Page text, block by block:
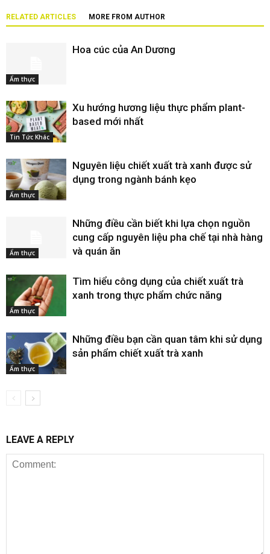
RELATED ARTICLES MORE FROM AUTHOR
Ẩm thực
Hoa cúc của An Dương
Tin Tức Khác
Xu hướng hương liệu thực phẩm plant-
based mới nhất
Ẩm thực
Nguyên liệu chiết xuất trà xanh được sử
dụng trong ngành bánh kẹo
Ẩm thực
Những điều cần biết khi lựa chọn nguồn
cung cấp nguyên liệu pha chế tại nhà hàng
và quán ăn
Ẩm thực
Tìm hiểu công dụng của chiết xuất trà
xanh trong thực phẩm chức năng
Ẩm thực
Những điều bạn cần quan tâm khi sử dụng
sản phẩm chiết xuất trà xanh
LEAVE A REPLY